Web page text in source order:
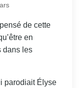
de cette
en
dans les
parodiait Élyse